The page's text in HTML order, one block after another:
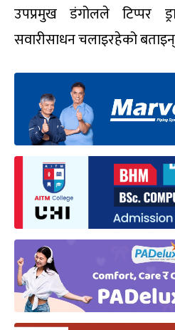
उपप्रमुख डंगोलले टिप्पर
सवारीसाधन चलाइरहेको